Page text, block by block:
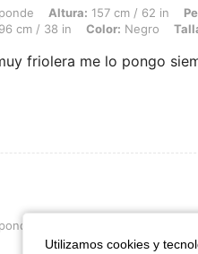
Altura: 157 cm / 62 in, Peso: 56 kg /
Altura: 157 cm / 62 in
96 cm / 38 in Color: Negro
friolera me lo pongo
Color: Rosa, Talla: M
Utilizamos cookies y